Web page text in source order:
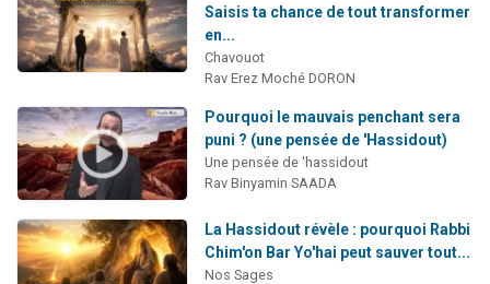
Saisis ta chance de tout transformer
en...
Chavouot
Rav Erez Moché DORON
Pourquoi le mauvais penchant sera
puni ? (une pensée de 'Hassidout)
Une pensée de 'hassidout
Rav Binyamin SAADA
La Hassidout révèle : pourquoi Rabbi
Chim'on Bar Yo'hai peut sauver tout...
Nos Sages